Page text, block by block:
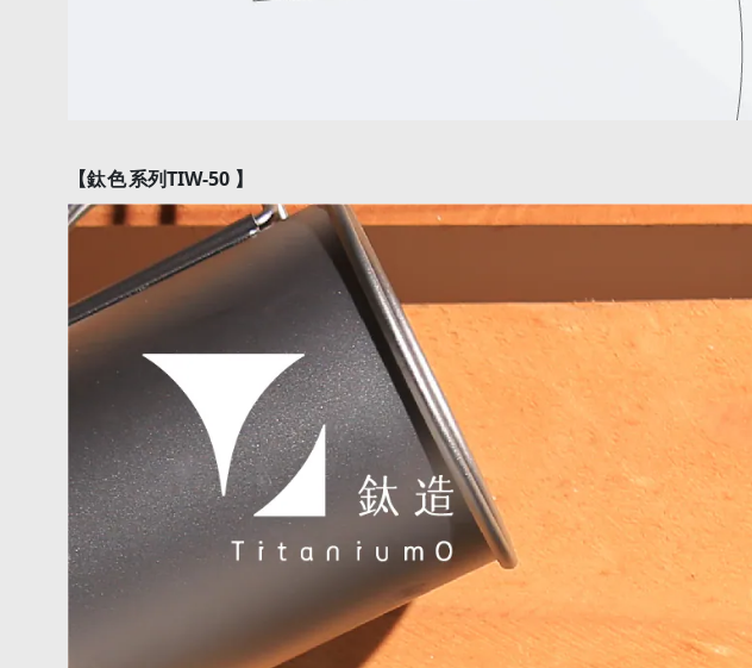
【鈦色系列TIW-50 】